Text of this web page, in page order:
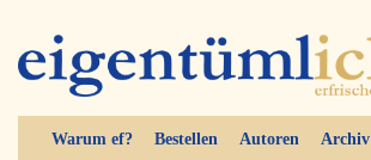
Warum ef? Bestellen Autoren Archiv